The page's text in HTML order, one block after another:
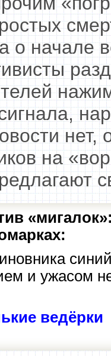
о начале
нет,
на
и ужасом
ведёрки